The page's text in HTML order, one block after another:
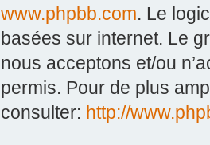
www.phpbb.com. Le
basées sur internet. Le
nous acceptons et/ou
permis. Pour de plus
consulter: http://